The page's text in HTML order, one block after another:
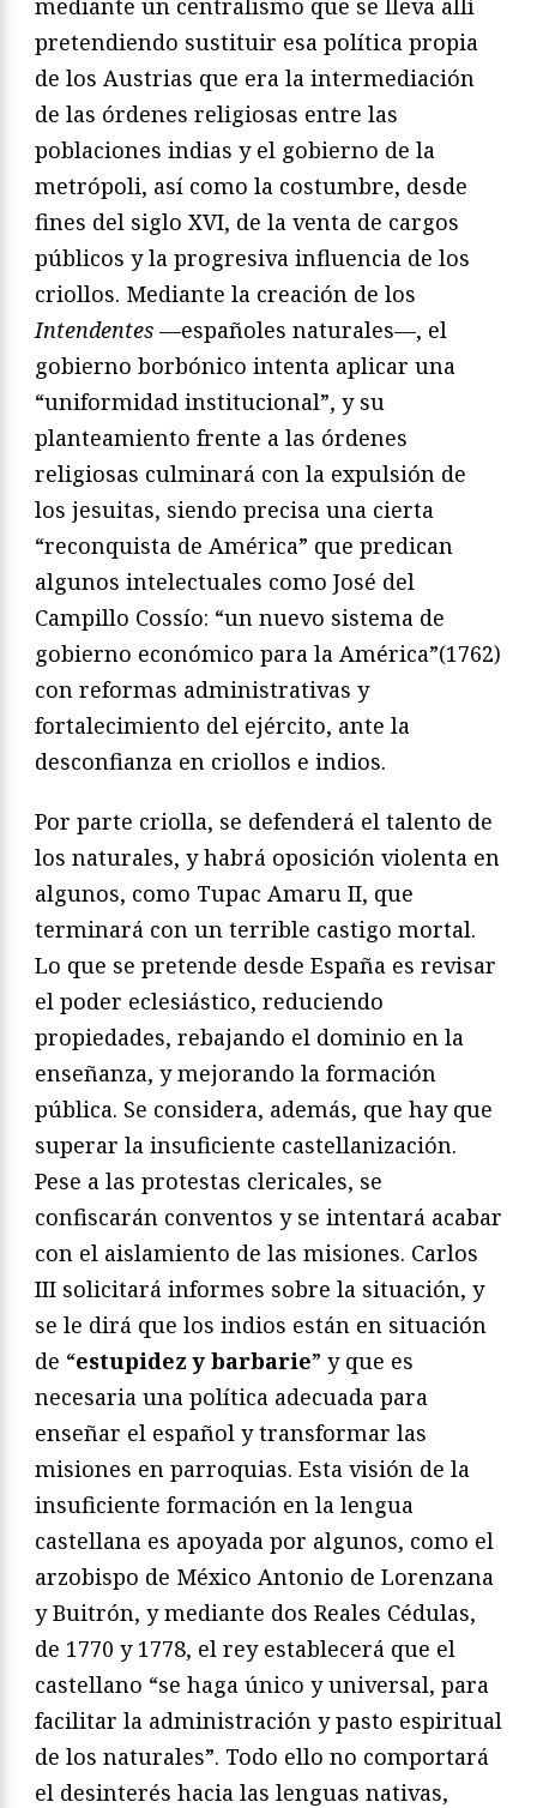
pretendiendo sustituir esa política propia
de los Austrias que era la intermediación
de las órdenes religiosas entre las
poblaciones indias y el gobierno de la
metrópoli, así como la costumbre, desde
fines del siglo XVI, de la venta de cargos
públicos y la progresiva influencia de los
criollos. Mediante la creación de los
Intendentes —españoles naturales—, el
gobierno borbónico intenta aplicar una
“uniformidad institucional”, y su
planteamiento frente a las órdenes
religiosas culminará con la expulsión de
los jesuitas, siendo precisa una cierta
“reconquista de América” que predican
algunos intelectuales como José del
Campillo Cossío: “un nuevo sistema de
gobierno económico para la América”(1762)
con reformas administrativas y
fortalecimiento del ejército, ante la
desconfianza en criollos e indios.
Por parte criolla, se defenderá el talento de
los naturales, y habrá oposición violenta en
algunos, como Tupac Amaru II, que
terminará con un terrible castigo mortal.
Lo que se pretende desde España es revisar
el poder eclesiástico, reduciendo
propiedades, rebajando el dominio en la
enseñanza, y mejorando la formación
pública. Se considera, además, que hay que
superar la insuficiente castellanización.
Pese a las protestas clericales, se
confiscarán conventos y se intentará acabar
con el aislamiento de las misiones. Carlos
III solicitará informes sobre la situación, y
se le dirá que los indios están en situación
de “estupidez y barbarie” y que es
necesaria una política adecuada para
enseñar el español y transformar las
misiones en parroquias. Esta visión de la
insuficiente formación en la lengua
castellana es apoyada por algunos, como el
arzobispo de México Antonio de Lorenzana
y Buitrón, y mediante dos Reales Cédulas,
de 1770 y 1778, el rey establecerá que el
castellano “se haga único y universal, para
facilitar la administración y pasto espiritual
de los naturales”. Todo ello no comportará
el desinterés hacia las lenguas nativas,